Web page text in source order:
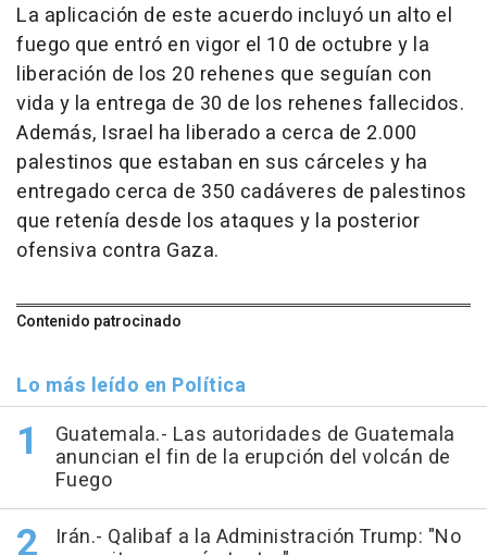
La aplicación de este acuerdo incluyó un alto el
fuego que entró en vigor el 10 de octubre y la
liberación de los 20 rehenes que seguían con
vida y la entrega de 30 de los rehenes fallecidos.
Además, Israel ha liberado a cerca de 2.000
palestinos que estaban en sus cárceles y ha
entregado cerca de 350 cadáveres de palestinos
que retenía desde los ataques y la posterior
ofensiva contra Gaza.
Contenido patrocinado
Lo más leído en Política
Guatemala.- Las autoridades de Guatemala
anuncian el fin de la erupción del volcán de
Fuego
Irán.- Qalibaf a la Administración Trump: "No